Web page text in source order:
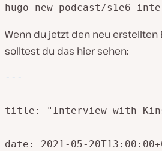
hugo new podcast/
Wenn du jetzt den neu erstellten
solltest du das hier sehen:
title: "Interview with
date: 2021-05-